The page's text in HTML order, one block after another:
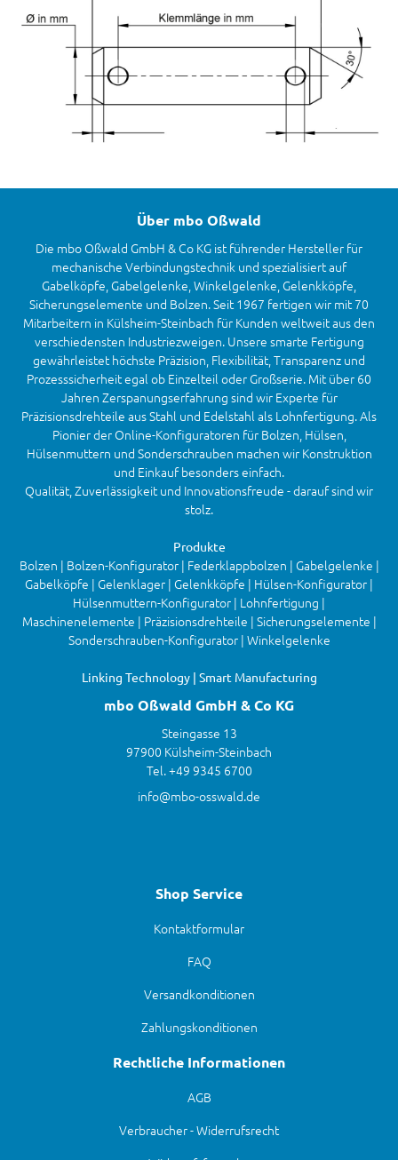
Über mbo Oßwald
Die mbo Oßwald GmbH & Co KG ist führender Hersteller für
mechanische Verbindungstechnik und spezialisiert auf
Gabelköpfe, Gabelgelenke, Winkelgelenke, Gelenkköpfe,
Sicherungselemente und Bolzen. Seit 1967 fertigen wir mit 70
Mitarbeitern in Külsheim-Steinbach für Kunden weltweit aus den
verschiedensten Industriezweigen. Unsere smarte Fertigung
gewährleistet höchste Präzision, Flexibilität, Transparenz und
Prozesssicherheit egal ob Einzelteil oder Großserie. Mit über 60
Jahren Zerspanungserfahrung sind wir Experte für
Präzisionsdrehteile aus Stahl und Edelstahl als Lohnfertigung. Als
Pionier der Online-Konfiguratoren für Bolzen, Hülsen,
Hülsenmuttern und Sonderschrauben machen wir Konstruktion
und Einkauf besonders einfach.
Qualität, Zuverlässigkeit und Innovationsfreude - darauf sind wir
stolz.
Produkte
Bolzen | Bolzen-Konfigurator | Federklappbolzen | Gabelgelenke |
Gabelköpfe | Gelenklager | Gelenkköpfe | Hülsen-Konfigurator |
Hülsenmuttern-Konfigurator | Lohnfertigung |
Maschinenelemente | Präzisionsdrehteile | Sicherungselemente |
Sonderschrauben-Konfigurator | Winkelgelenke
Linking Technology | Smart Manufacturing
mbo Oßwald GmbH & Co KG
Steingasse 13
97900 Külsheim-Steinbach
Tel. +49 9345 6700
info@mbo-osswald.de
Shop Service
Kontaktformular
FAQ
Versandkonditionen
Zahlungskonditionen
Rechtliche Informationen
AGB
Verbraucher - Widerrufsrecht